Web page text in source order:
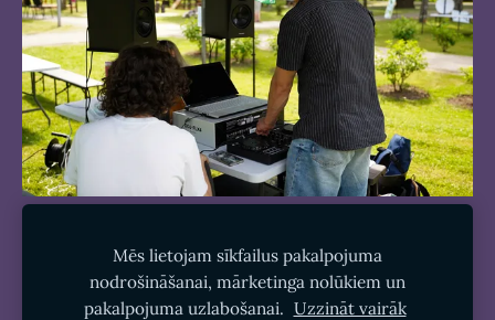
Mēs lietojam sīkfailus pakalpojuma
nodrošināšanai, mārketinga nolūkiem un
pakalpojuma uzlabošanai. Uzzināt vairāk